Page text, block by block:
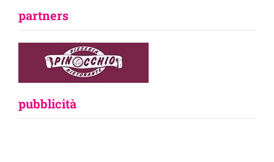
partners
pubblicità